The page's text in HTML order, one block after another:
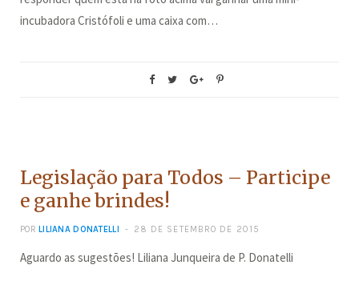
incubadora Cristófoli e uma caixa com…
Legislação para Todos – Participe
e ganhe brindes!
POR LILIANA DONATELLI 28 DE SETEMBRO DE 2015
Aguardo as sugestões! Liliana Junqueira de P. Donatelli